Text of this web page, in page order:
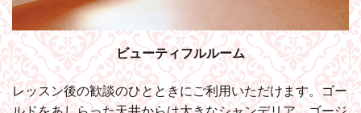
ビューティフルルーム
レッスン後の歓談のひとときにご利用いただけます。ゴー